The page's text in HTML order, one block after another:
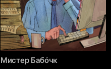
Мистер Бабóчк